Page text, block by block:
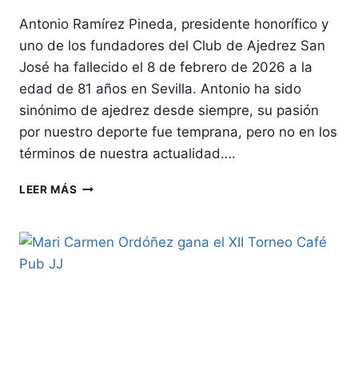
Antonio Ramírez Pineda, presidente honorífico y
uno de los fundadores del Club de Ajedrez San
José ha fallecido el 8 de febrero de 2026 a la
edad de 81 años en Sevilla. Antonio ha sido
sinónimo de ajedrez desde siempre, su pasión
por nuestro deporte fue temprana, pero no en los
términos de nuestra actualidad….
LEER MÁS FALLECE
ANTONIO